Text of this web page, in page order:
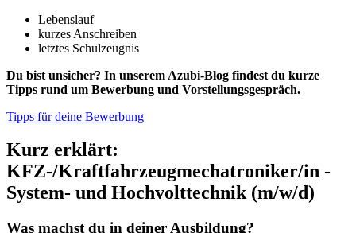
Lebenslauf
kurzes Anschreiben
letztes Schulzeugnis
Du bist unsicher? In unserem Azubi-Blog findest du kurze
Tipps rund um Bewerbung und Vorstellungsgespräch.
Tipps für deine Bewerbung
Kurz erklärt:
KFZ-/Kraftfahrzeugmechatroniker/in -
System- und Hochvolttechnik (m/w/d)
Was machst du in deiner Ausbildung?